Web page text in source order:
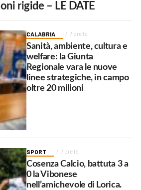
rigide – LE DATE
CALABRIA 7 ore fa
Sanità, ambiente, cultura e
welfare: la Giunta
Regionale vara le nuove
linee strategiche, in campo
oltre 20 milioni
SPORT 7 ore fa
Cosenza Calcio, battuta 3 a
0 la Vibonese
nell’amichevole di Lorica.